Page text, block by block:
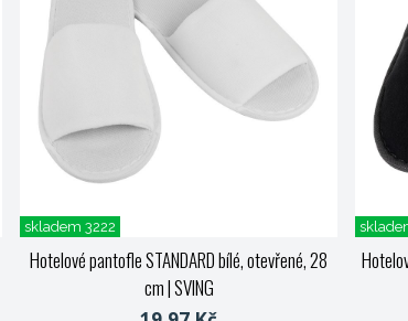
skladem 3222
Hotelové pantofle STANDARD bílé, otevřené, 28
cm| SVING